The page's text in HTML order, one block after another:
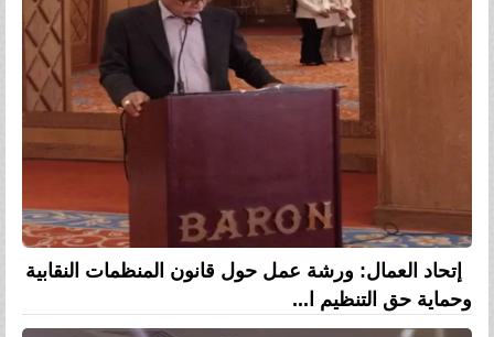
إتحاد العمال: ورشة عمل حول قانون المنظمات النقابية
وحماية حق التنظيم ا...